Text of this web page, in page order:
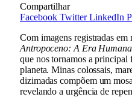
Compartilhar
Facebook Twitter LinkedIn
Com imagens registradas em
Antropoceno: A Era Humana
que nos tornamos a principal
planeta. Minas colossais,
dizimadas compõem um
revelando a urgência de